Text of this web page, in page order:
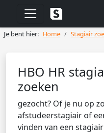
Je bent hier: Home Stagiair
HBO HR
zoeken
gezocht? Of je nu op
afstudeerstagiair of
vinden van een